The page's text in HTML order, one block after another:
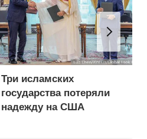
Три исламских
государства потеряли
надежду на США